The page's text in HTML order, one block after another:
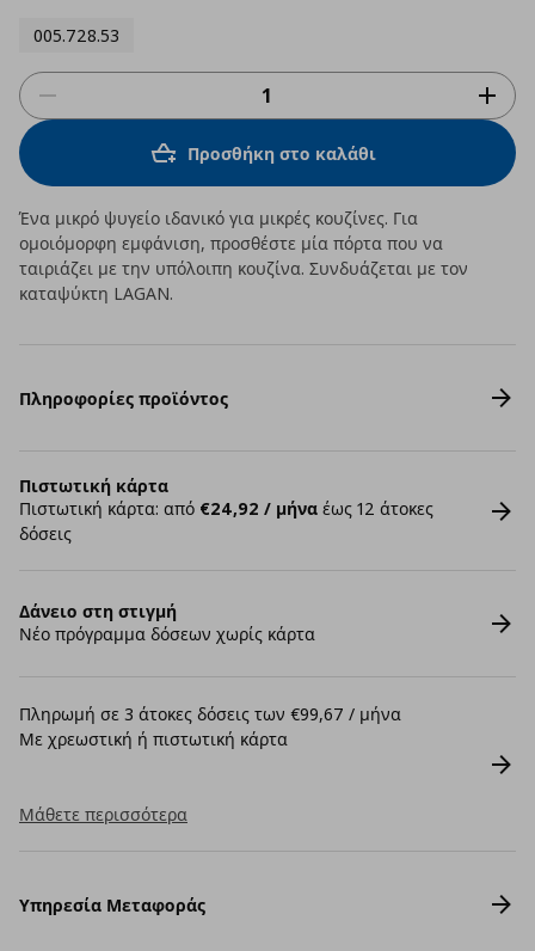
005.728.53
Προσθήκη στο καλάθι
Ένα μικρό ψυγείο ιδανικό για μικρές κουζίνες. Για
ομοιόμορφη εμφάνιση, προσθέστε μία πόρτα που να
ταιριάζει με την υπόλοιπη κουζίνα. Συνδυάζεται με τον
καταψύκτη LAGAN.
Πληροφορίες προϊόντος
Πιστωτική κάρτα
Πιστωτική κάρτα: από €24,92 / μήνα έως 12 άτοκες
δόσεις
Δάνειο στη στιγμή
Νέο πρόγραμμα δόσεων χωρίς κάρτα
Πληρωμή σε 3 άτοκες δόσεις των €99,67 / μήνα
Με χρεωστική ή πιστωτική κάρτα
Μάθετε περισσότερα
Υπηρεσία Μεταφοράς